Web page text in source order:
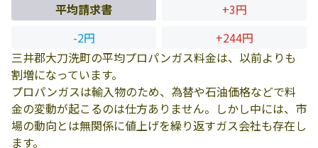
平均請求書
+3円
-2円
+244円
三井郡大刀洗町の平均プロパンガス料金は、以前よりも
割増になっています。
プロパンガスは輸入物のため、為替や石油価格などで料
金の変動が起こるのは仕方ありません。しかし中には、市
場の動向とは無関係に値上げを繰り返すガス会社も存在し
ます。